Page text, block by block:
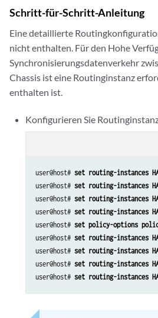
                 address 20.1.1.2/24;
        }
        unit 10 {
            vlan-id 10;
            family inet {
                address 2.10.1.2/24;
Schritt-für-Schritt-Anleitung
Eine detaillierte
nicht enthalten. Für den Hohe
Synchronisierungsdatenverkehr
Chassis ist eine Routinginstanz
enthalten ist.
Konfigurieren Sie
user@host# set routing-instances
user@host# set routing-instances
user@host# set routing-instances
user@host# set routing-instances
user@host# set policy-options
user@host# set routing-instances
user@host# set routing-instances
user@host# set routing-instances
user@host# set routing-instances